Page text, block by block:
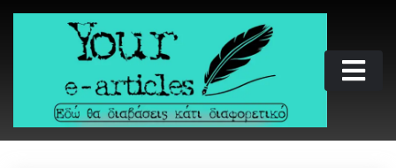
Skip
Your e-articles
Εδώ θα διαβάσεις κάτι διαφορετικό